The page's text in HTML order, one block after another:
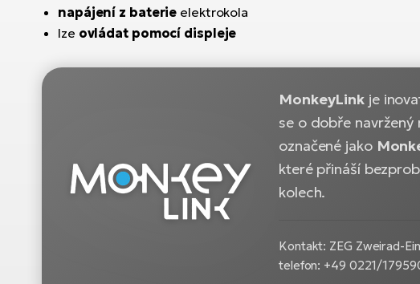
napájení z baterie elektrokola
lze ovládat pomocí displeje
MonkeyLink je
se o dobře
označené jako
které přináší
kolech.
Kontakt: ZEG Zweirad-
telefon: +49 0221/